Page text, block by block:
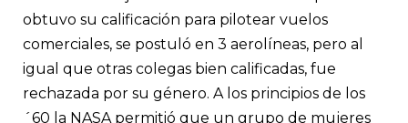
obtuvo su calificación para pilotear vuelos
comerciales, se postuló en 3 aerolíneas, pero al
igual que otras colegas bien calificadas, fue
rechazada por su género. A los principios de los
´60 la NASA permitió que un grupo de mujeres